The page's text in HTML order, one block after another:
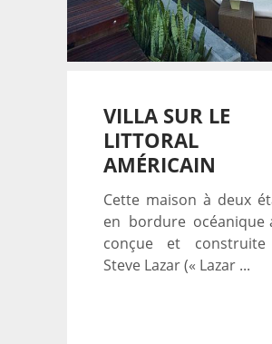
VILLA SUR LE
LITTORAL
AMÉRICAIN
Cette maison à deux
en bordure océanique
conçue et
Steve Lazar (« Lazar ...